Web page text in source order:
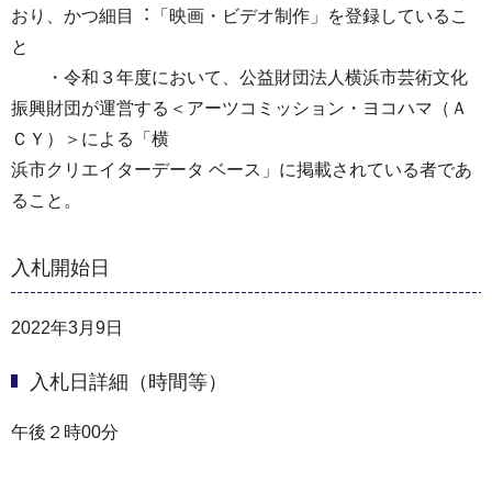
おり、かつ細目︓「映画・ビデオ制作」を登録しているこ
と
・令和３年度において、公益財団法⼈横浜市芸術⽂化
振興財団が運営する＜アーツコミッション・ヨコハマ（Ａ
ＣＹ）＞による「横
浜市クリエイターデータ ベース」に掲載されている者であ
ること。
入札開始日
2022年3月9日
入札日詳細（時間等）
午後２時00分